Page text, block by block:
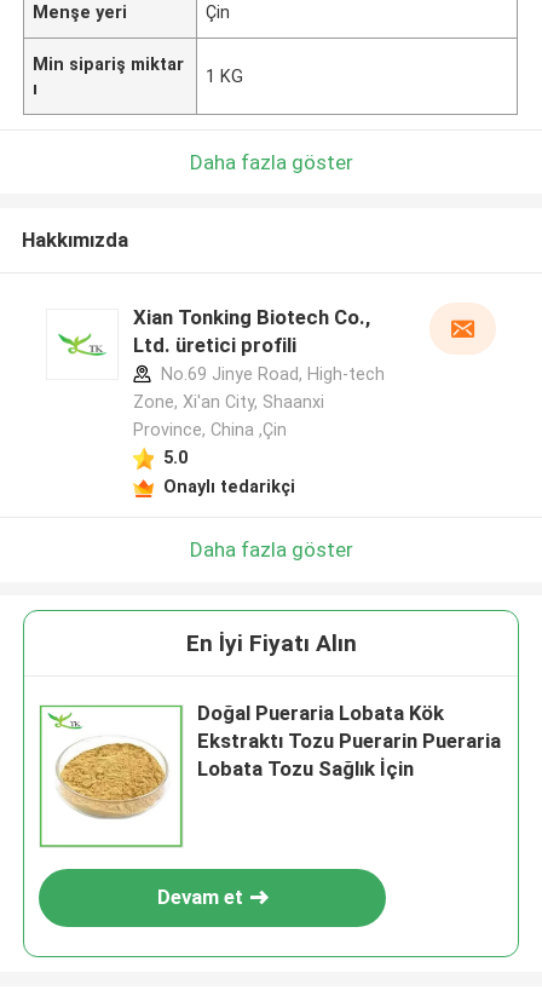
Menşe yeri Çin
Min sipariş miktar
ı
1 KG
Daha fazla göster
Hakkımızda
Xian Tonking Biotech Co.,
Ltd. üretici profili
No.69 Jinye Road, High-tech
Zone, Xi'an City, Shaanxi
Province, China ,Çin
5.0
Onaylı tedarikçi
Daha fazla göster
En İyi Fiyatı Alın
Doğal Pueraria Lobata Kök
Ekstraktı Tozu Puerarin Pueraria
Lobata Tozu Sağlık İçin
Devam et